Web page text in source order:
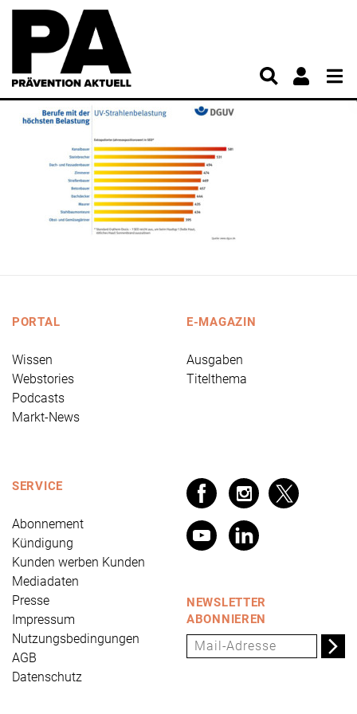
PORTAL
Wissen
Webstories
Podcasts
Markt-News
E-MAGAZIN
Ausgaben
Titelthema
SERVICE
Abonnement
Kündigung
Kunden werben Kunden
Mediadaten
Presse
Impressum
Nutzungsbedingungen
AGB
Datenschutz
NEWSLETTER
ABONNIEREN